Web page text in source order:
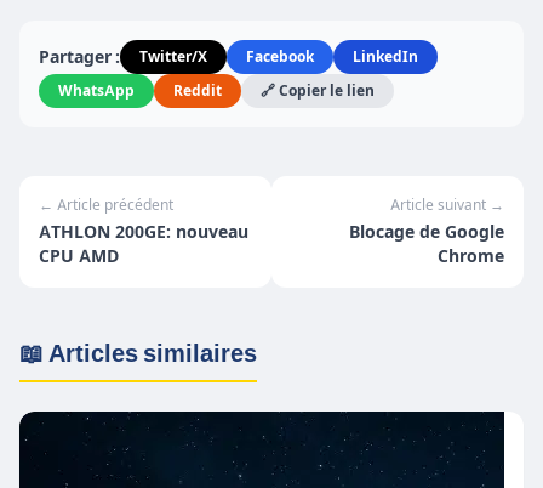
Partager : Twitter/X Facebook
LinkedIn
WhatsApp
Reddit 🔗 Copier le lien
← Article précédent
ATHLON 200GE: nouveau
CPU AMD
Article suivant →
Blocage de Google
Chrome
📖 Articles similaires